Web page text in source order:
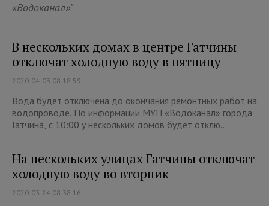
«Водоканал»"
В нескольких домах в центре Гатчины
отключат холодную воду в пятницу
2020-04-03 08:18:59
Вода будет отключена до окончания ремонтных работ на
водопроводе. По информации МУП «Водоканал» города
Гатчина, с 10:00 у нескольких домов будет отклю...
На нескольких улицах Гатчины отключат
холодную воду во вторник
2020-03-24 08:38:16